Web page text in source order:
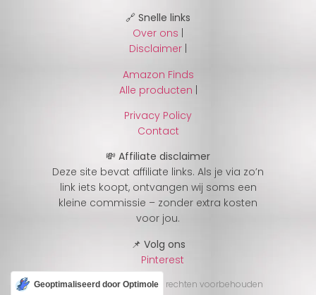
🔗 Snelle links
Over ons
Disclaimer
Amazon Finds
Alle producten |
Privacy Policy
Contact
💸 Affiliate disclaimer
Deze site bevat affiliate links. Als je via zo’n
link iets koopt, ontvangen wij soms een
kleine commissie – zonder extra kosten
voor jou.
📌 Volg ons
Pinterest
© 2025 CheckJeGek – Alle rechten voorbehouden
Geoptimaliseerd door Optimole